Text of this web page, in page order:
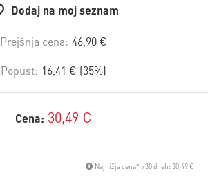
Dodaj na moj seznam
Prejšnja cena: 46,90 €
Popust: 16,41 € (35%)
Cena: 30,49 €
Najnižja cena* v 30 dneh: 30,49 €